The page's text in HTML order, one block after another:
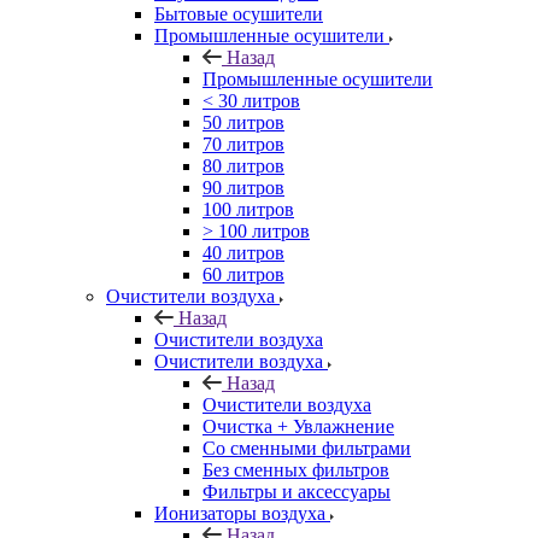
Бытовые осушители
Промышленные осушители
Назад
Промышленные осушители
< 30 литров
50 литров
70 литров
80 литров
90 литров
100 литров
> 100 литров
40 литров
60 литров
Очистители воздуха
Назад
Очистители воздуха
Очистители воздуха
Назад
Очистители воздуха
Очистка + Увлажнение
Cо сменными фильтрами
Без сменных фильтров
Фильтры и аксессуары
Ионизаторы воздуха